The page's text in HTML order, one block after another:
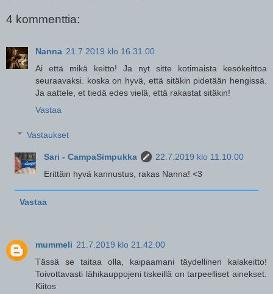
4 kommenttia:
Nanna 21.7.2019 klo 16.31.00
Ai että mikä keitto! Ja nyt sitte kotimaista kesökeittoa
seuraavaksi. koska on hyvä, että sitäkin pidetään hengissä.
Ja aattele, et tiedä edes vielä, että rakastat sitäkin!
Vastaa
Vastaukset
Sari - CampaSimpukka
22.7.2019 klo 11.10.00
Erittäin hyvä kannustus, rakas Nanna! <3
Vastaa
mummeli 21.7.2019 klo 21.42.00
Tässä se taitaa olla, kaipaamani täydellinen kalakeitto!
Toivottavasti lähikauppojeni tiskeillä on tarpeelliset ainekset.
Kiitos